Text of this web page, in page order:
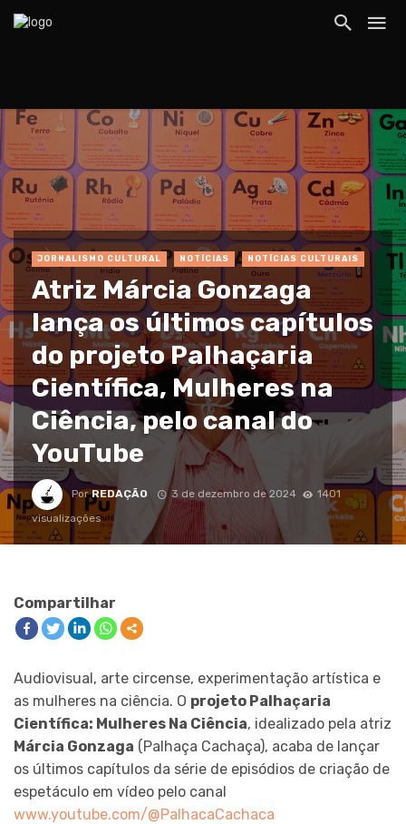
JORNALISMO CULTURAL NOTÍCIAS NOTÍCIAS CULTURAIS
Atriz Márcia Gonzaga
lança os últimos capítulos
do projeto Palhaçaria
Científica, Mulheres na
Ciência, pelo canal do
YouTube
PorREDAÇÃO 3 de dezembro de 2024
1401
visualizações
Compartilhar
Audiovisual, arte circense, experimentação artística e
as mulheres na ciência. O projeto Palhaçaria
Científica: Mulheres Na Ciência, idealizado pela atriz
Márcia Gonzaga (Palhaça Cachaça), acaba de lançar
os últimos capítulos da série de episódios de criação de
espetáculo em vídeo pelo canal
www.youtube.com/@PalhacaCachaca